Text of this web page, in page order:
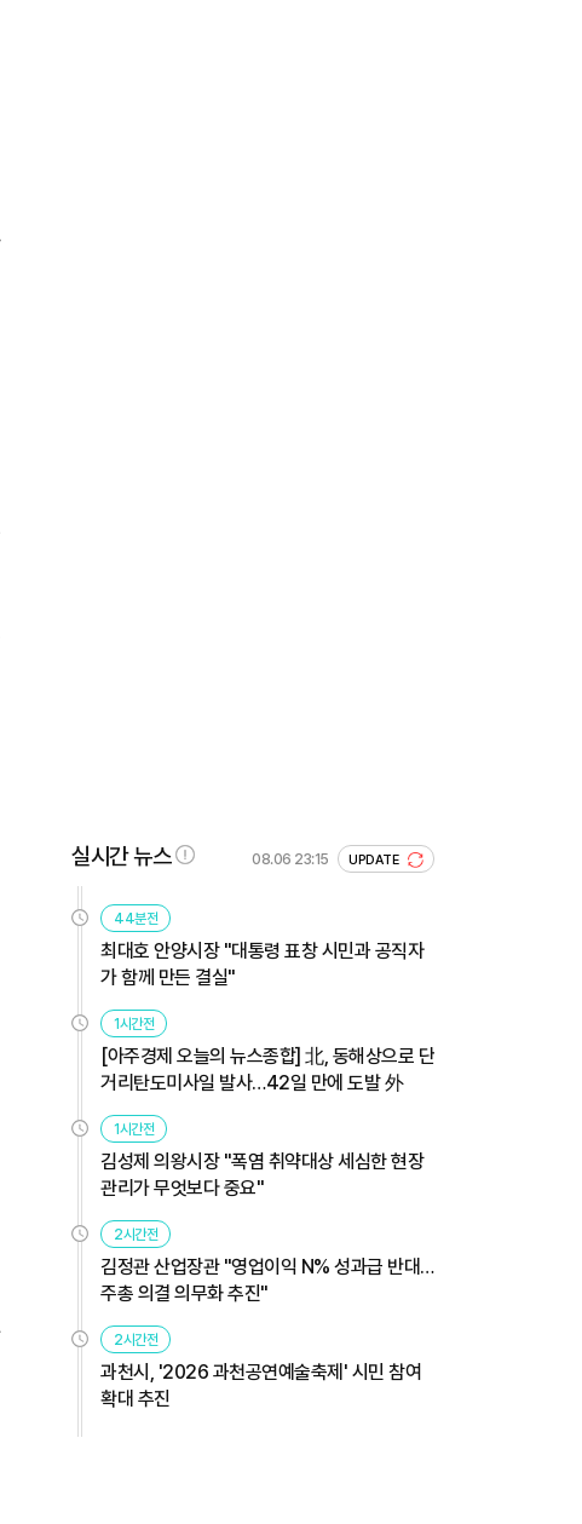
실시간 뉴스 08.06 23:15 UPDATE
44분전
최대호 안양시장 "대통령 표창 시민과 공직자
가 함께 만든 결실"
1시간전
[아주경제 오늘의 뉴스종합] 北, 동해상으로 단
거리탄도미사일 발사…42일 만에 도발 外
1시간전
김성제 의왕시장 "폭염 취약대상 세심한 현장
관리가 무엇보다 중요"
2시간전
김정관 산업장관 "영업이익 N% 성과급 반대…
주총 의결 의무화 추진"
2시간전
과천시, '2026 과천공연예술축제' 시민 참여
확대 추진